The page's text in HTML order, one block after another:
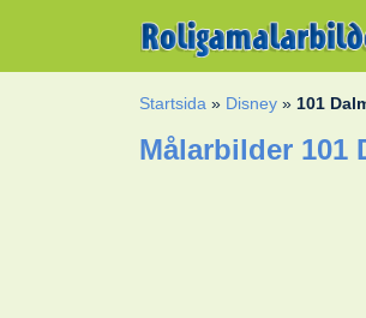
Startsida » Disney » 101
Målarbilder 101